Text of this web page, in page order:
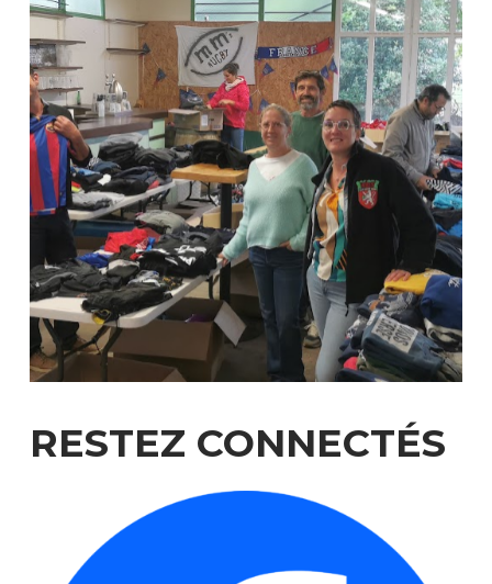
RESTEZ CONNECTÉS